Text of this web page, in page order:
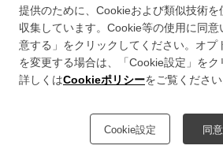
メルマガ
このWebサイトは、首都高速道路株式会社によ
©Metropolitan Expressway
提供のために、Cookieおよび類似技術を
収集しています。Cookie等の使用に同意
意する」をクリックしてください。オプ
を変更する場合は、「Cookie設定」をク
詳しくはCookieポリシーをご覧ください
Cookie設定 同